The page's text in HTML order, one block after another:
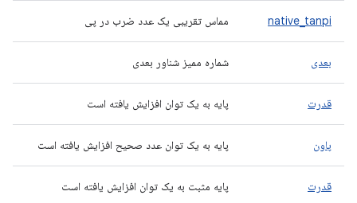
native_tanpi مماس تقریبی یک عدد ضرب در پی
بعدی شماره ممیز شناور بعدی
قدرت پایه به یک توان افزایش یافته است
پاون پایه به یک توان عدد صحیح افزایش یافته است
قدرت پایه مثبت به یک توان افزایش یافته است